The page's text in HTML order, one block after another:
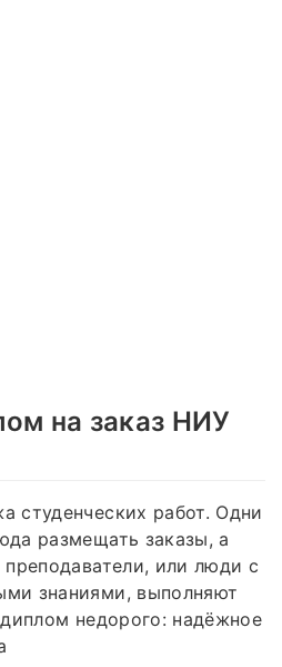
на заказ НИУ
студенческих работ. Одни
размещать заказы, а
или люди с
знаниями, выполняют
недорого: надёжное